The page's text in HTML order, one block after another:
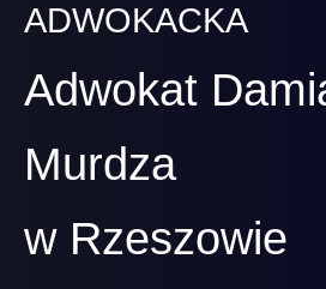
ADWOKACKA
Adwokat
Murdza
w Rzeszowie